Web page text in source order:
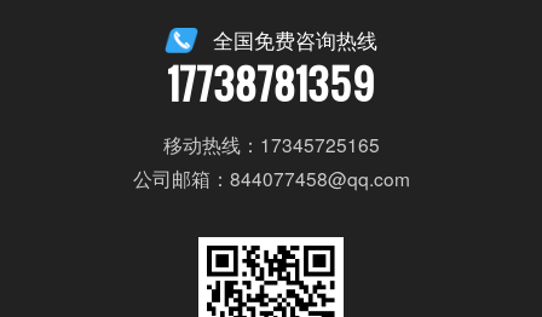
全国免费咨询热线
17738781359
移动热线：17345725165
公司邮箱：844077458@qq.com